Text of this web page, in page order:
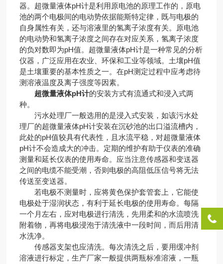
器。超微量液体pH计是利用原电池的原理工作的，原电
池的两个电极间的电动势依据能斯特定律，既与电极的
自身属性有关，还与溶液里的氢离子浓度有关。原电池
的电动势和氢离子浓度之间存在对应关系，氢离子浓度
的负对数即为pH值。超微量液体pH计是一种常见的分析
仪器，广泛应用在农业、环保和工业等领域。土壤pH值
是土壤重要的基本性质之一。在pH测定过程中应考虑待
测溶液温度及离子强度等因素。
超微量液体pH计的安装方式有流通式和浸入式两
种。
污水处理厂一般选用的是浸入式安装，如该污水处
理厂的超微量液体pH计安装在沉砂池的出口溢流槽内，
此处的pH值较具有代表性，且水流平稳，对超微量液体
pH计不会造成大的冲击。定期的维护有助于仪表的准确
测量和延长仪表的使用寿命。应当注意传感器和变送器
之间的电缆不能受潮，否则电极的高阻低压信号将无法
传送至变送器。
若电极不测量时，应将黄色保护套管套上，它能使
电极处于湿润状态，有利于延长电极的使用寿命。每隔
一个月左右，应对电极进行清洗，先用柔和的水流喷洗
附着物，再将电极浸泡于清洗液中一段时间，而后用清
水洗净。
传感器支架也应清洗。每次清洗之后，要用缓冲剂
溶液进行标定，生产厂家一般提供两瓶标准溶液，一瓶